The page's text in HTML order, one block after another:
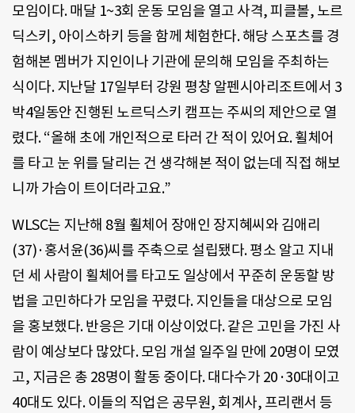
모임이다. 매달 1~3회 운동 모임을 열고 사격, 피클볼, 노르
딕스키, 아이스하키 등을 함께 체험한다. 해당 스포츠를 경
험해본 멤버가 지인이나 기관에 문의해 모임을 주최하는
식이다. 지난달 17일부터 강원 평창 알펜시아리조트에서 3
박4일동안 진행된 노르딕스키 캠프는 주씨의 제안으로 열
렸다. “올해 초에 개인적으로 타러 간 적이 있어요. 휠체어
를 타고 눈 위를 달리는 건 생각해본 적이 없는데 직접 해보
니까 가슴이 트이더라고요.”
WLSC는 지난해 8월 휠체어 장애인 장지혜씨와 김애리
(37)·홍서윤(36)씨를 주축으로 설립됐다. 평소 알고 지내
던 세 사람이 휠체어를 타고도 일상에서 꾸준히 운동할 방
법을 고민하다가 모임을 꾸렸다. 지인들을 대상으로 모임
을 홍보했다. 반응은 기대 이상이었다. 같은 고민을 가진 사
람이 예상보다 많았다. 모임 개설 일주일 만에 20명이 모였
고, 지금은 총 28명이 활동 중이다. 대다수가 20·30대이고
40대도 있다. 이들의 직업은 공무원, 회계사, 프리랜서 등